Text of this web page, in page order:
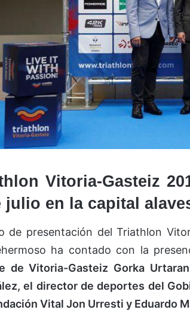
Vitoria-Gasteiz
julio en la capital
de presentación del Triathlon
ha contado con la
de Vitoria-Gasteiz Gorka
el director de deportes del
Vital Jon Urresti y Eduardo